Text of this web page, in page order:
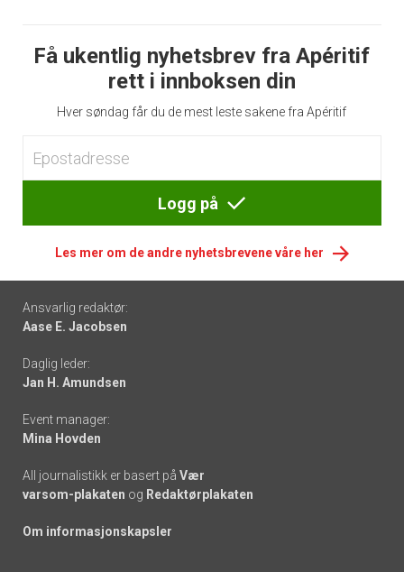
Få ukentlig nyhetsbrev fra Apéritif
rett i innboksen din
Hver søndag får du de mest leste sakene fra Apéritif
Logg på
Les mer om de andre nyhetsbrevene våre her
Footer
-
links
Ansvarlig redaktør:
Aase E. Jacobsen
Daglig leder:
Jan H. Amundsen
Event manager:
Mina Hovden
All journalistikk er basert på Vær
varsom-plakaten og Redaktørplakaten
Om informasjonskapsler